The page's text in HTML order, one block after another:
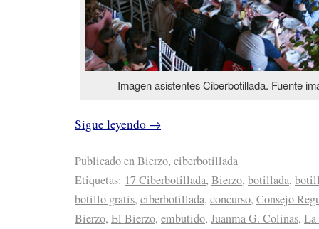
Imagen asistentes Ciberbotillada. Fuente
Sigue leyendo →
Publicado enBierzo, ciberbotillada
Etiquetas: 17 Ciberbotillada, Bierzo, botillada,
botillo gratis, ciberbotillada, concurso, Consejo
Bierzo, El Bierzo, embutido, Juanma G. Colinas, La